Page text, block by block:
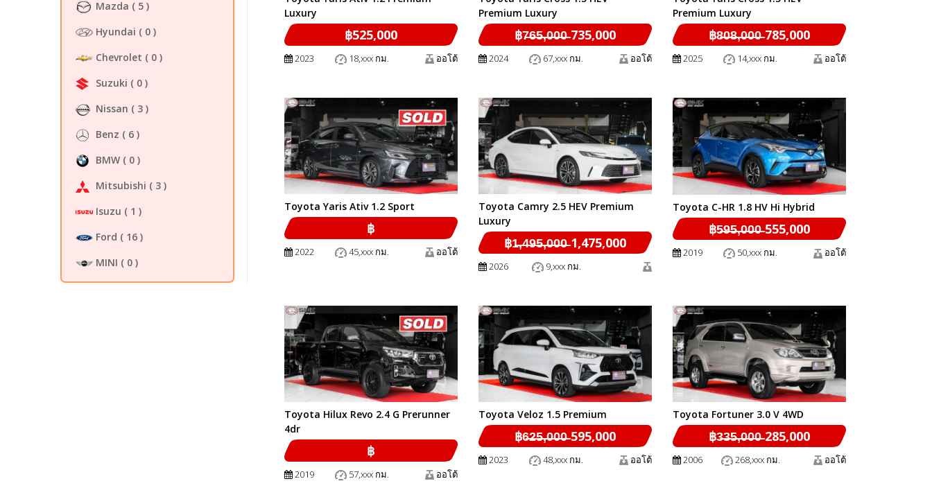
Mazda ( 5 )
Hyundai ( 0 )
Chevrolet ( 0 )
Suzuki ( 0 )
Nissan ( 3 )
Benz ( 6 )
BMW ( 0 )
Mitsubishi ( 3 )
Isuzu ( 1 )
Ford ( 16 )
MINI ( 0 )
Luxury
฿525,000
2023 18,xxx กม. ออโต้
Premium Luxury
฿7̶6̶5̶,̶0̶0̶0̶ 735,000
2024 67,xxx กม. ออโต้
Premium Luxury
฿8̶0̶8̶,̶0̶0̶0̶ 785,000
2025 14,xxx กม. ออโต้
Toyota Yaris Ativ 1.2 Sport
฿
2022 45,xxx กม. ออโต้
Toyota Camry 2.5 HEV Premium
Luxury
฿1̶,̶4̶9̶5̶,̶0̶0̶0̶ 1,475,000
2026 9,xxx กม.
Toyota C-HR 1.8 HV Hi Hybrid
฿5̶9̶5̶,̶0̶0̶0̶ 555,000
2019 50,xxx กม. ออโต้
Toyota Hilux Revo 2.4 G Prerunner
4dr
฿
2019 57,xxx กม. ออโต้
Toyota Veloz 1.5 Premium
฿6̶2̶5̶,̶0̶0̶0̶ 595,000
2023 48,xxx กม. ออโต้
Toyota Fortuner 3.0 V 4WD
฿3̶3̶5̶,̶0̶0̶0̶ 285,000
2006 268,xxx กม. ออโต้